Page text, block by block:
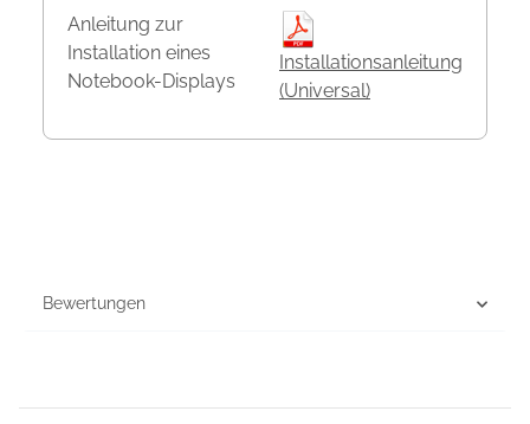
Anleitung zur
Installation eines
Notebook-Displays
Installationsanleitung
(Universal)
Bewertungen